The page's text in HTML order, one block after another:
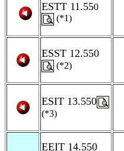
ESTT 11.550
(*1)
ESST 12.550
(*2)
ESIT 13.550
(*3)
EEIT 14.550